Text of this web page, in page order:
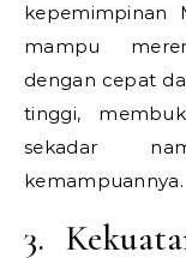
kepemimpinan
mampu
dengan cepat
tinggi,
sekadar
kemampuannya.
3.